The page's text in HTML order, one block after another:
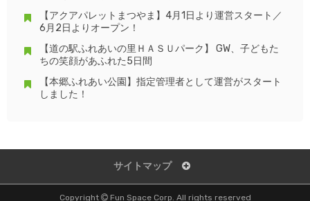
【アクアパレットまつやま】4月1日より運営スタート／
6月2日よりオープン！
【道の駅ふれあいの里ＨＡＳＵパーク】 GW、子どもた
ちの笑顔があふれた5日間
【本郷ふれあい公園】指定管理者として運営がスタート
しました！
サイトマップ
Copyright Fun Space Corp. All rights reserved